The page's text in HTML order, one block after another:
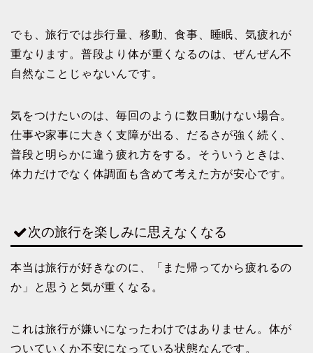
でも、旅行では歩行量、移動、食事、睡眠、気疲れが
重なります。普段より体が重くなるのは、ぜんぜん不
自然なことじゃないんです。
気をつけたいのは、毎回のように数日動けない場合。
仕事や家事に大きく支障が出る、だるさが強く続く、
普段と明らかに違う疲れ方をする。そういうときは、
体力だけでなく体調面も含めて考えた方が安心です。
次の旅行を楽しみに思えなくなる
本当は旅行が好きなのに、「また帰ってから疲れるの
か」と思うと気が重くなる。
これは旅行が嫌いになったわけではありません。体が
ついていくか不安になっている状態なんです。